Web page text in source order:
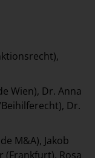
Wien), Dr. Anna
Dr.
M&A), Jakob
(Frankfurt), Rosa